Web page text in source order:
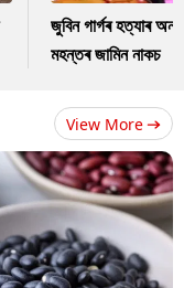
জুবিন গাৰ্গৰ হত্যাৰ
মহন্তৰ জামিন নাকচ
View More